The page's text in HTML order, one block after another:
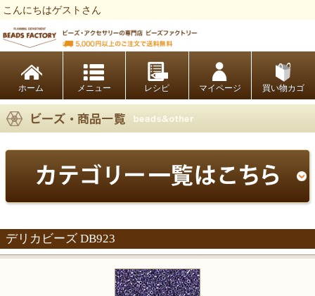
こんにちはゲストさん
ホーム レシピ マイページ 買い物カゴ
デリカビーズ DB923